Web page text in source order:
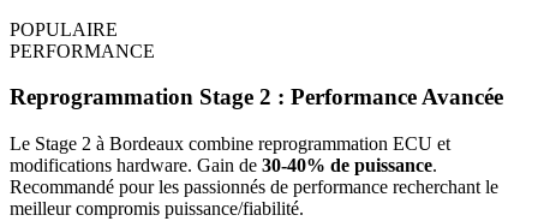
POPULAIRE
PERFORMANCE
Reprogrammation Stage 2 : Performance Avancée
Le Stage 2 à Bordeaux combine reprogrammation ECU et
modifications hardware. Gain de 30-40% de puissance.
Recommandé pour les passionnés de performance recherchant le
meilleur compromis puissance/fiabilité.